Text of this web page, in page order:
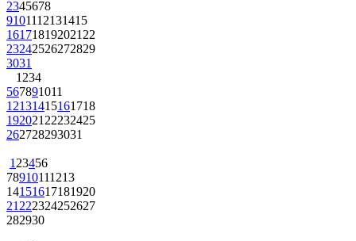
2345678
9101112131415
161718192021 22
23242526272829
3031
1 234
567891011
12131415161718
192021 22232425
262728293031
1 23456
78910111213
14151617181920
21 222324252627
282930